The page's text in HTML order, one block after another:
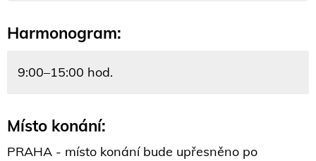
Harmonogram:
9:00–15:00 hod.
Místo konání:
PRAHA - místo konání bude upřesněno po